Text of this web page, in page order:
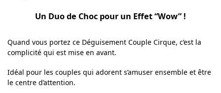
Un Duo de Choc pour un Effet “Wow” !
Quand vous portez ce Déguisement Couple Cirque, c’est la
complicité qui est mise en avant.
Idéal pour les couples qui adorent s’amuser ensemble et être
le centre d’attention.